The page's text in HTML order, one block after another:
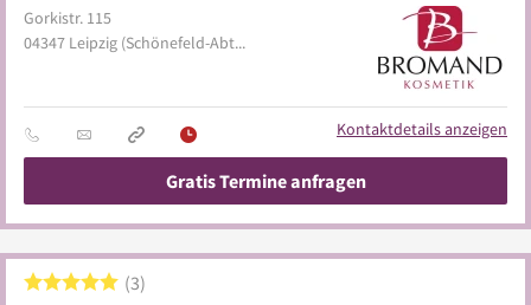
Gorkistr. 115
04347 Leipzig (Schönefeld-Abtnaundorf)
Kontaktdetails anzeigen
Gratis Termine anfragen
3